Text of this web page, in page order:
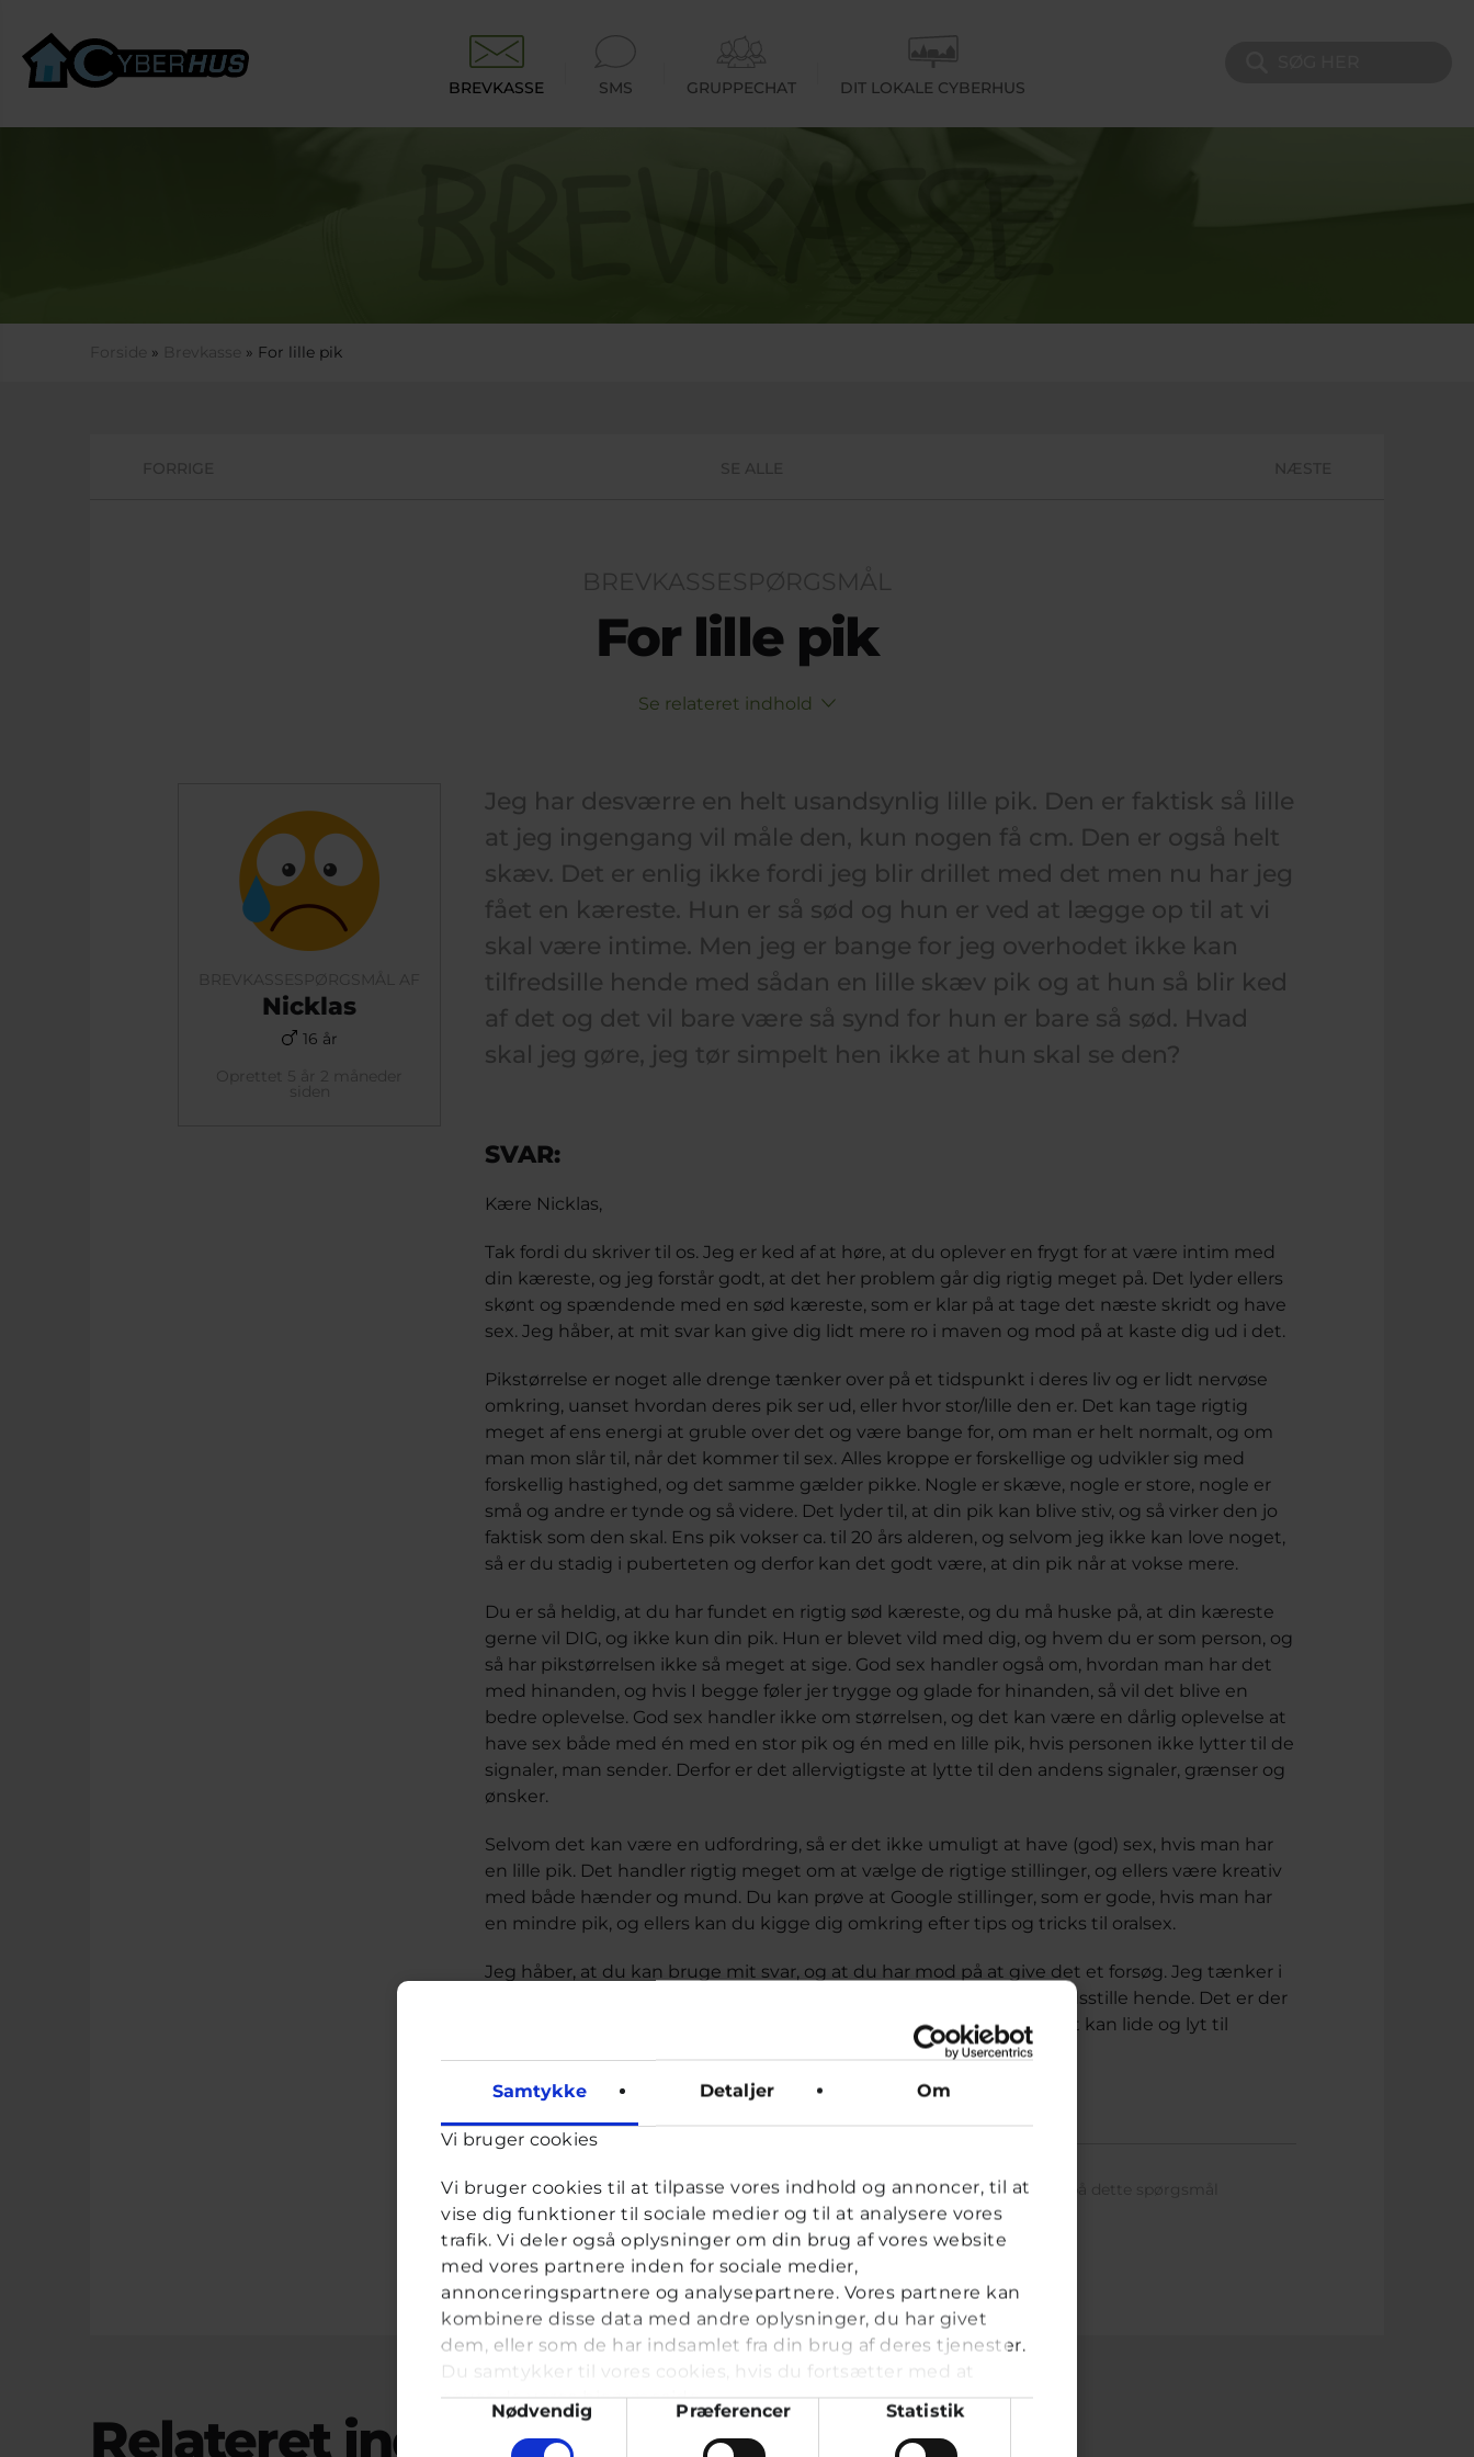
Samtykke Detaljer Om
Vi bruger cookies
Vi bruger cookies til at tilpasse vores indhold og annoncer, til at
vise dig funktioner til sociale medier og til at analysere vores
trafik. Vi deler også oplysninger om din brug af vores website
med vores partnere inden for sociale medier,
annonceringspartnere og analysepartnere. Vores partnere kan
kombinere disse data med andre oplysninger, du har givet
dem, eller som de har indsamlet fra din brug af deres tjenester.
Du samtykker til vores cookies, hvis du fortsætter med at
anvende vores hjemmeside.
Samtykkevalg
Nødvendig Præferencer Statistik
BREVKASSE SMS GRUPPECHAT DIT LOKALE CYBERHUS
Du er her
Forside » Brevkasse » For lille pik
FORRIGE SE ALLE NÆSTE
BREVKASSESPØRGSMÅL
For lille pik
Se relateret indhold
BREVKASSESPØRGSMÅL AF
Nicklas
16 år
Oprettet 5 år 2 måneder
siden
Jeg har desværre en helt usandsynlig lille pik. Den er faktisk så lille
at jeg ingengang vil måle den, kun nogen få cm. Den er også helt
skæv. Det er enlig ikke fordi jeg blir drillet med det men nu har jeg
fået en kæreste. Hun er så sød og hun er ved at lægge op til at vi
skal være intime. Men jeg er bange for jeg overhodet ikke kan
tilfredsille hende med sådan en lille skæv pik og at hun så blir ked
af det og det vil bare være så synd for hun er bare så sød. Hvad
skal jeg gøre, jeg tør simpelt hen ikke at hun skal se den?
SVAR:
Kære Nicklas,
Tak fordi du skriver til os. Jeg er ked af at høre, at du oplever en frygt for at være intim med
din kæreste, og jeg forstår godt, at det her problem går dig rigtig meget på. Det lyder ellers
skønt og spændende med en sød kæreste, som er klar på at tage det næste skridt og have
sex. Jeg håber, at mit svar kan give dig lidt mere ro i maven og mod på at kaste dig ud i det.
Pikstørrelse er noget alle drenge tænker over på et tidspunkt i deres liv og er lidt nervøse
omkring, uanset hvordan deres pik ser ud, eller hvor stor/lille den er. Det kan tage rigtig
meget af ens energi at gruble over det og være bange for, om man er helt normalt, og om
man mon slår til, når det kommer til sex. Alles kroppe er forskellige og udvikler sig med
forskellig hastighed, og det samme gælder pikke. Nogle er skæve, nogle er store, nogle er
små og andre er tynde og så videre. Det lyder til, at din pik kan blive stiv, og så virker den jo
faktisk som den skal. Ens pik vokser ca. til 20 års alderen, og selvom jeg ikke kan love noget,
så er du stadig i puberteten og derfor kan det godt være, at din pik når at vokse mere.
Du er så heldig, at du har fundet en rigtig sød kæreste, og du må huske på, at din kæreste
gerne vil DIG, og ikke kun din pik. Hun er blevet vild med dig, og hvem du er som person, og
så har pikstørrelsen ikke så meget at sige. God sex handler også om, hvordan man har det
med hinanden, og hvis I begge føler jer trygge og glade for hinanden, så vil det blive en
bedre oplevelse. God sex handler ikke om størrelsen, og det kan være en dårlig oplevelse at
have sex både med én med en stor pik og én med en lille pik, hvis personen ikke lytter til de
signaler, man sender. Derfor er det allervigtigste at lytte til den andens signaler, grænser og
ønsker.
Selvom det kan være en udfordring, så er det ikke umuligt at have (god) sex, hvis man har
en lille pik. Det handler rigtig meget om at vælge de rigtige stillinger, og ellers være kreativ
med både hænder og mund. Du kan prøve at Google stillinger, som er gode, hvis man har
en mindre pik, og ellers kan du kigge dig omkring efter tips og tricks til oralsex.
Jeg håber, at du kan bruge mit svar, og at du har mod på at give det et forsøg. Jeg tænker i
hvert fald ikke, at du skal være bekymret omkring om du kan tilfredsstille hende. Det er der
masser af forskellige måder at gøre på. Spørg hende, hvad hun godt kan lide og lyt til
Kram fra Ulrikke
Ulrikke, frivillig uddannet ungerådgiver hos Cyberhushar svaret på dette spørgsmål
Relateret indhold